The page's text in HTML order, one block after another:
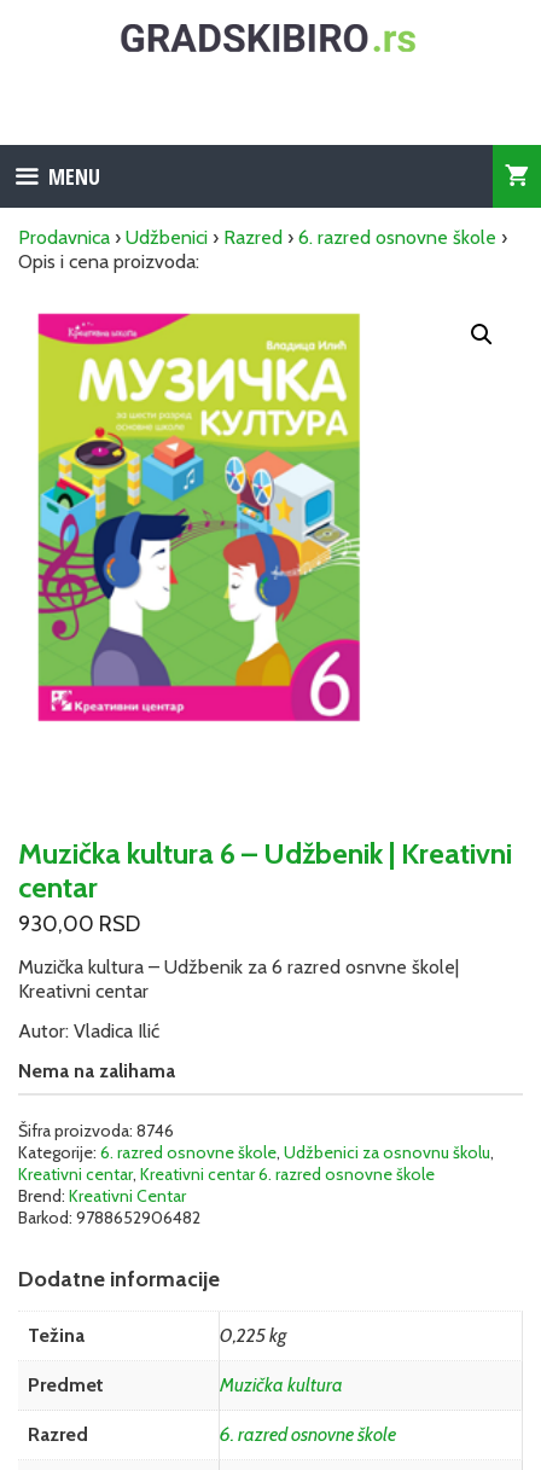
MENU
Prodavnica › Udžbenici › Razred › 6. razred osnovne škole ›
Opis i cena proizvoda:
Muzička kultura 6 – Udžbenik | Kreativni
centar
930,00 RSD
Muzička kultura – Udžbenik za 6 razred osnvne škole|
Kreativni centar
Autor: Vladica Ilić
Nema na zalihama
Šifra proizvoda: 8746
Kategorije: 6. razred osnovne škole, Udžbenici za osnovnu školu,
Kreativni centar, Kreativni centar 6. razred osnovne škole
Brend: Kreativni Centar
Barkod: 9788652906482
Dodatne informacije
Težina 0,225 kg
Predmet Muzička kultura
Razred 6. razred osnovne škole